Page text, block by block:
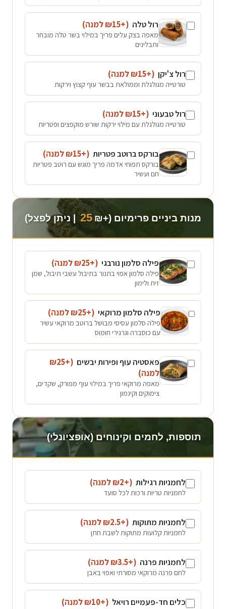
רול טלה (+₪
15 למנה)
מאפה בצק עלים פריך במילוי בשר טלה מובחר
ותבלינים
רול צ'יקן (+₪
15 למנה)
טורטייה מגולגלת וממולאת בבשר עוף קצוץ וירקות
רול טבעוני (+₪
15 למנה)
טורטייה מגולגלת עם מילוי ירקות שורש מוקפצים ופטריות
בורקס ברוטב פטריות (+₪
15 למנה)
בורקס תפוחי אדמה פריך מוגש עם רוטב פטריות
חם ועשיר
מנות ביניים פרימיום (+₪ 25 | ניתן לפצל)
פילה סלמון נורבגי (+₪
25 למנה)
פילה סלמון אפוי בתנור בתיבול עשבי תיבול, שמן
זית ולימון
פילה סלמון מרוקאי (+₪
25 למנה)
פילה סלמון עסיסי מבושל ברוטב מרוקאי עשיר
עם כוסברה וגרגירי חומוס
פאסטיה עוף ופירות יבשים (+₪
25
למנה)
מאפה מרוקאי פריך במילוי עוף מפורק, שקדים,
צימוקים וקינמון
תוספות, לחמים וקינוחים (אופציונלי)
לחמניות רגילות (+₪
2 למנה)
לחמניות טריות ורכות לכל סועד
לחמניות מתוקות (+₪
2.5 למנה)
לחמניות קלועות מתוקות לשבת חתן
לחמניות פרנה (+₪
3.5 למנה)
לחם פרנה מרוקאי מסורתי ואפוי באבן
כלים חד-פעמיים רויאל (+₪
10 למנה)